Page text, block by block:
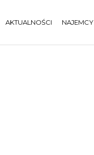
AKTUALNOŚCI NAJEMCY